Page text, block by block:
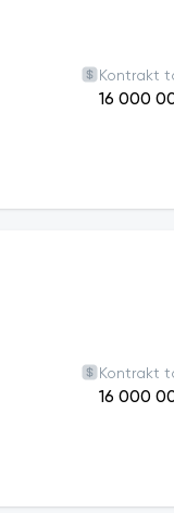
jamoaviy
Koreya davlatlari
yuboriladi.
Kontrakt
16 000
Kontrakt
16 000